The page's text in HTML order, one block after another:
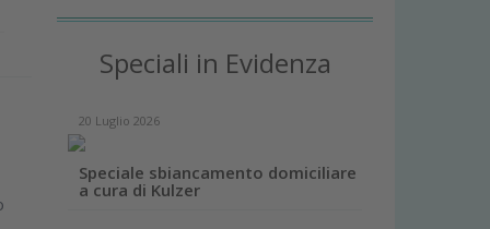
Speciali in Evidenza
20 Luglio 2026
Speciale sbiancamento domiciliare
a cura di Kulzer